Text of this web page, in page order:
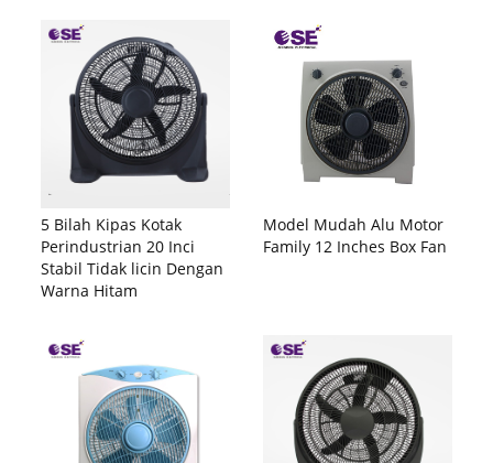
5 Bilah Kipas Kotak
Perindustrian 20 Inci
Stabil Tidak licin Dengan
Warna Hitam
Model Mudah Alu Motor
Family 12 Inches Box Fan